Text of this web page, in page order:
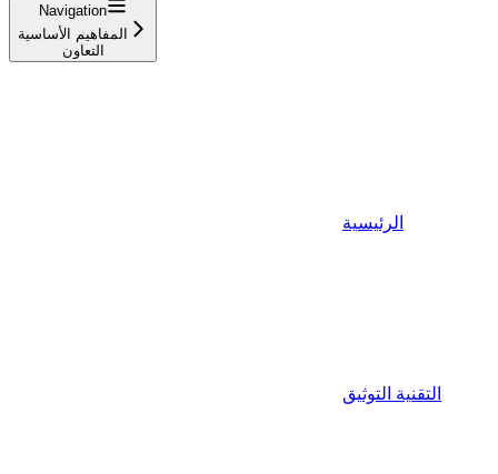
Navigation
المفاهيم الأساسية
التعاون
الرئيسية
التقنية التوثيق